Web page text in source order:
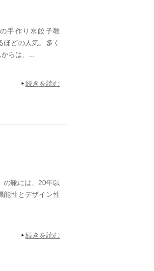
手作り水餃子教
どの人気。多く
らは、...
続きを読む
の靴には、20年以
能性とデザイン性
続きを読む